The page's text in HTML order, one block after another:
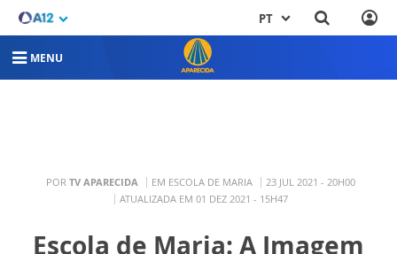
PT
MENU
POR TV APARECIDA EM ESCOLA DE MARIA
23 JUL 2021 - 20H00
ATUALIZADA EM 01 DEZ 2021 - 15H47
Escola de Maria: A Imagem